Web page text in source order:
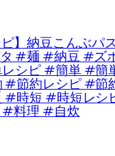
ピ】納豆こんぶパ
#麺 #納豆 #ズ
シピ #簡単 #簡
#節約レシピ #節
#時短 #時短レシ
料理 #自炊